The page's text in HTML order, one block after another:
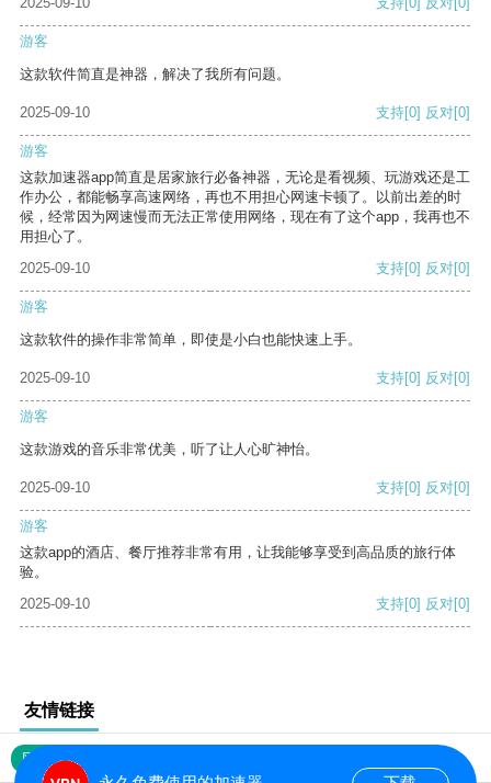
游客
这款软件简直是神器，解决了我所有问题。
2025-09-10 支持[0] 反对[0]
游客
这款加速器app简直是居家旅行必备神器，无论是看视频、玩游戏还是工
作办公，都能畅享高速网络，再也不用担心网速卡顿了。以前出差的时
候，经常因为网速慢而无法正常使用网络，现在有了这个app，我再也不
用担心了。
2025-09-10
支持[0] 反对[0]
游客
这款软件的操作非常简单，即使是小白也能快速上手。
2025-09-10 支持[0] 反对[0]
游客
这款游戏的音乐非常优美，听了让人心旷神怡。
2025-09-10 支持[0] 反对[0]
游客
这款app的酒店、餐厅推荐非常有用，让我能够享受到高品质的旅行体
验。
2025-09-10
支持[0] 反对[0]
友情链接
网站地图